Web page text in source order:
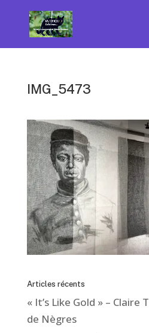
IMG_5473
Articles récents
« It’s Like Gold » – Claire
de Nègres